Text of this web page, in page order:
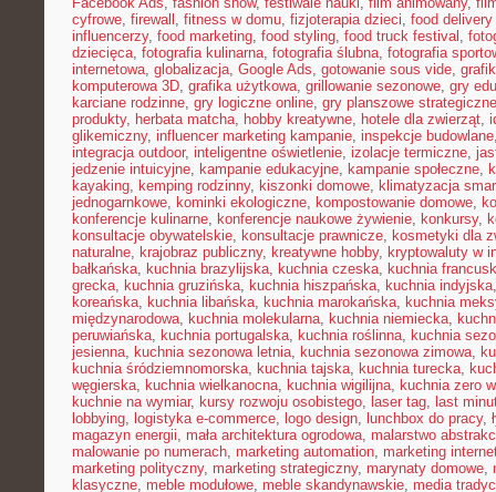
cyfrowe, firewall , fitness w domu, fizjoterapia dzieci, food delivery
influencerzy, food marketing, food styling, food truck festival ,
dziecięca, fotografia kulinarna, fotografia ślubna, fotografia
internetowa, globalizacja, Google Ads, gotowanie sous vide,
komputerowa 3D, grafika użytkowa, grillowanie sezonowe, gry
karciane rodzinne, gry logiczne online, gry planszowe strategiczne
produkty, herbata matcha, hobby kreatywne, hotele dla zwierząt,
glikemiczny, influencer marketing kampanie, inspekcje budowlane
integracja outdoor, inteligentne oświetlenie, izolacje termiczne,
jedzenie intuicyjne, kampanie edukacyjne, kampanie społeczne,
kayaking, kemping rodzinny, kiszonki domowe, klimatyzacja
jednogarnkowe, kominki ekologiczne, kompostowanie domowe,
konferencje kulinarne, konferencje naukowe żywienie, konkursy,
konsultacje obywatelskie, konsultacje prawnicze, kosmetyki dla
naturalne, krajobraz publiczny, kreatywne hobby, kryptowaluty w
bałkańska, kuchnia brazylijska, kuchnia czeska, kuchnia
grecka, kuchnia gruzińska, kuchnia hiszpańska, kuchnia indyjska
koreańska, kuchnia libańska, kuchnia marokańska, kuchnia
międzynarodowa, kuchnia molekularna, kuchnia niemiecka,
peruwiańska, kuchnia portugalska, kuchnia roślinna, kuchnia
jesienna, kuchnia sezonowa letnia, kuchnia sezonowa zimowa,
kuchnia śródziemnomorska, kuchnia tajska, kuchnia turecka,
węgierska, kuchnia wielkanocna, kuchnia wigilijna, kuchnia zero
kuchnie na wymiar, kursy rozwoju osobistego, laser tag, last
lobbying, logistyka e-commerce, logo design, lunchbox do pracy,
magazyn energii, mała architektura ogrodowa, malarstwo
malowanie po numerach, marketing automation, marketing
marketing polityczny, marketing strategiczny, marynaty domowe,
klasyczne, meble modułowe, meble skandynawskie, media